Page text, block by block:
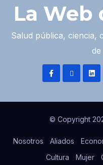
La Web
Salud pública, ciencia,
de
© Copyright
Nosotros Aliados
Cultura
Mujer